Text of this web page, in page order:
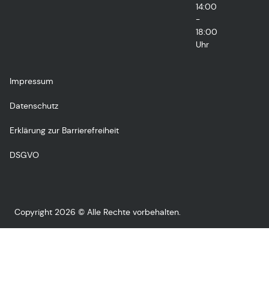
14:00
-
18:00
Uhr
Impressum
Datenschutz
Erklärung zur Barrierefreiheit
DSGVO
Copyright 2026 © Alle Rechte vorbehalten.